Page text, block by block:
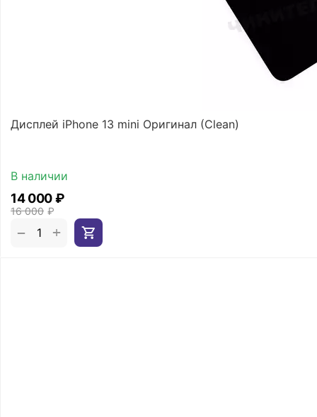
Дисплей iPhone 13 mini Оригинал (Clean)
В наличии
16 000 ₽
14 000₽
+
−